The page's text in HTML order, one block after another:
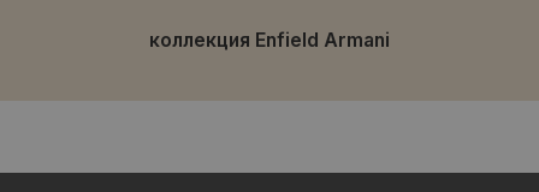
коллекция Enfield Armani